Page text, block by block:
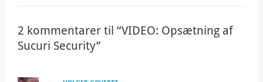
2 kommentarer til “VIDEO: Opsætning af
Sucuri Security”